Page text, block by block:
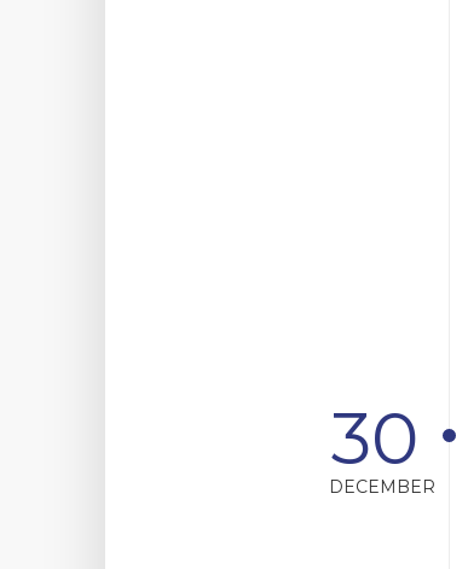
30
DECEMBER